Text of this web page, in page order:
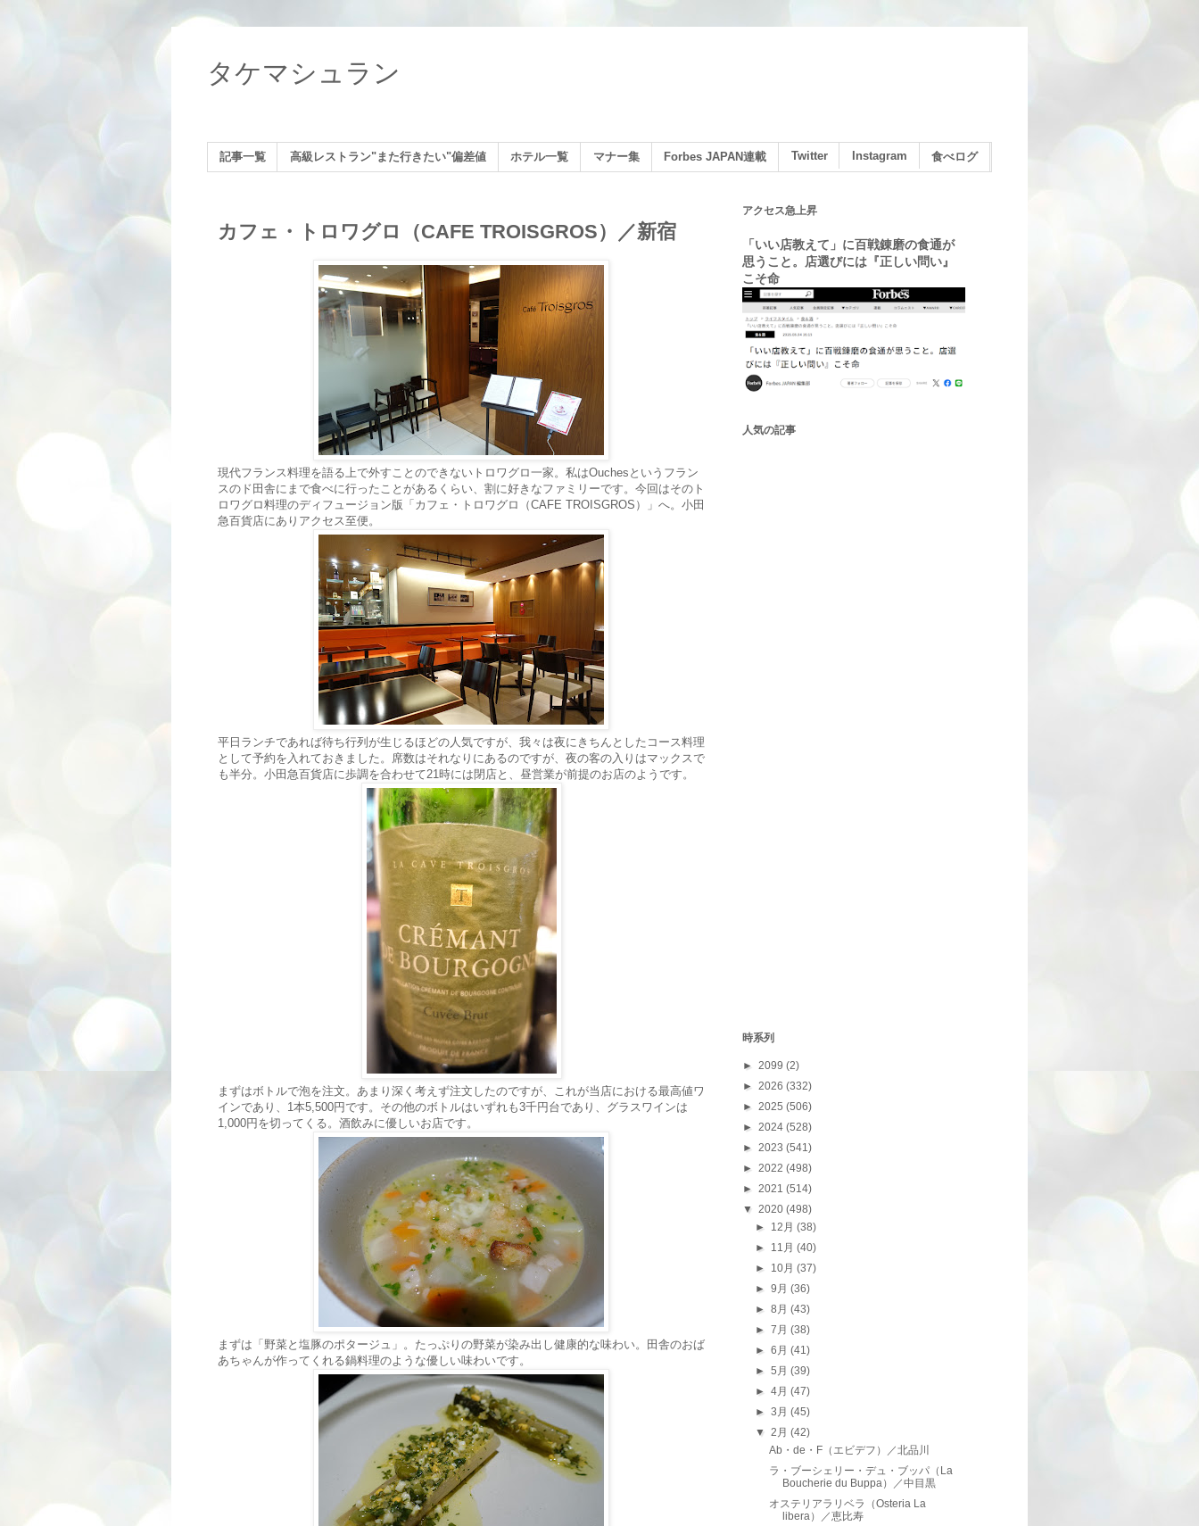
タケマシュラン
記事一覧 高級レストラン"また行きたい"偏差値 ホテル一覧 マナー集 Forbes JAPAN連載 Twitter Instagram 食べログ
カフェ・トロワグロ（CAFE TROISGROS）／新宿
現代フランス料理を語る上で外すことのできないトロワグロ一家。私はOuchesというフラン
スのド田舎にまで食べに行ったことがあるくらい、割に好きなファミリーです。今回はそのト
ロワグロ料理のディフュージョン版「カフェ・トロワグロ（CAFE TROISGROS）」へ。小田
急百貨店にありアクセス至便。
平日ランチであれば待ち行列が生じるほどの人気ですが、我々は夜にきちんとしたコース料理
として予約を入れておきました。席数はそれなりにあるのですが、夜の客の入りはマックスで
も半分。小田急百貨店に歩調を合わせて21時には閉店と、昼営業が前提のお店のようです。
まずはボトルで泡を注文。あまり深く考えず注文したのですが、これが当店における最高値ワ
インであり、1本5,500円です。その他のボトルはいずれも3千円台であり、グラスワインは
1,000円を切ってくる。酒飲みに優しいお店です。
まずは「野菜と塩豚のポタージュ」。たっぷりの野菜が染み出し健康的な味わい。田舎のおば
あちゃんが作ってくれる鍋料理のような優しい味わいです。
アクセス急上昇
「いい店教えて」に百戦錬磨の食通が
思うこと。店選びには『正しい問い』
こそ命
人気の記事
時系列
► 2099 (2)
► 2026 (332)
► 2025 (506)
► 2024 (528)
► 2023 (541)
► 2022 (498)
► 2021 (514)
▼ 2020 (498)
► 12月(38)
► 11月(40)
► 10月(37)
►9月(36)
►8月(43)
►7月(38)
►6月(41)
►5月(39)
►4月(47)
►3月(45)
▼2月(42)
Ab・de・F（エビデフ）／北品川
ラ・ブーシェリー・デュ・ブッパ（La
Boucherie du Buppa）／中目黒
オステリアラリベラ（Osteria La
libera）／恵比寿